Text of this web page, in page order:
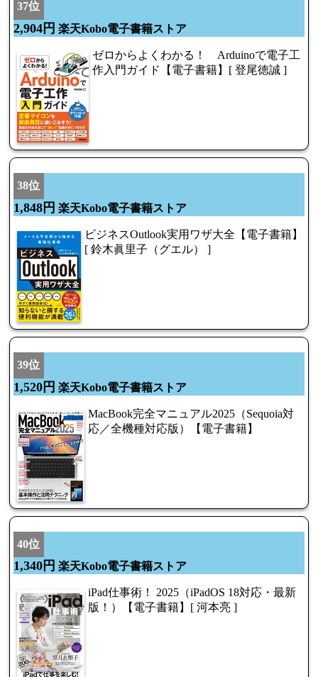
37位
2,904円 楽天Kobo電子書籍ストア
ゼロからよくわかる！ Arduinoで電子工
作入門ガイド【電子書籍】[ 登尾徳誠 ]
38位
1,848円 楽天Kobo電子書籍ストア
ビジネスOutlook実用ワザ大全【電子書籍】
[ 鈴木眞里子（グエル） ]
39位
1,520円 楽天Kobo電子書籍ストア
MacBook完全マニュアル2025（Sequoia対
応／全機種対応版）【電子書籍】
40位
1,340円 楽天Kobo電子書籍ストア
iPad仕事術！ 2025（iPadOS 18対応・最新
版！）【電子書籍】[ 河本亮 ]